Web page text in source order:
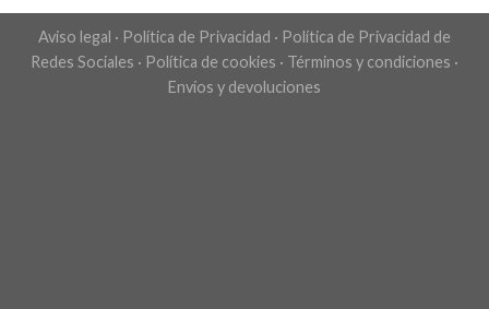
Aviso legal · Política de Privacidad · Política de Privacidad de
Redes Sociales · Política de cookies · Términos y condiciones ·
Envíos y devoluciones